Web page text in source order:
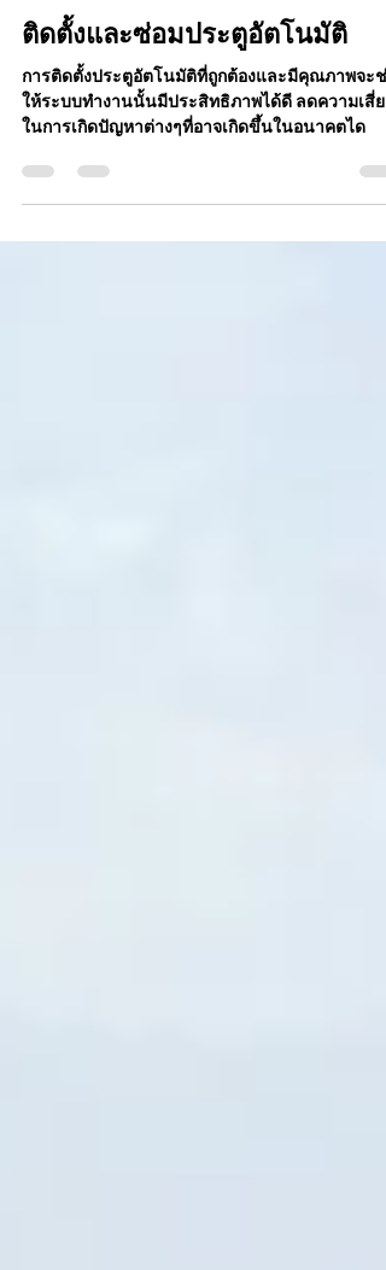
-
2 ม.ค.
ยาว 1 นาที
ติดตั้งและซ่อมประตูอัตโนมัติ
การติดตั้งประตูอัตโนมัติที่ถูกต้องและมีคุณภาพจะช่
ให้ระบบทำงานนั้นมีประสิทธิภาพได้ดี ลดความเสี่ยง